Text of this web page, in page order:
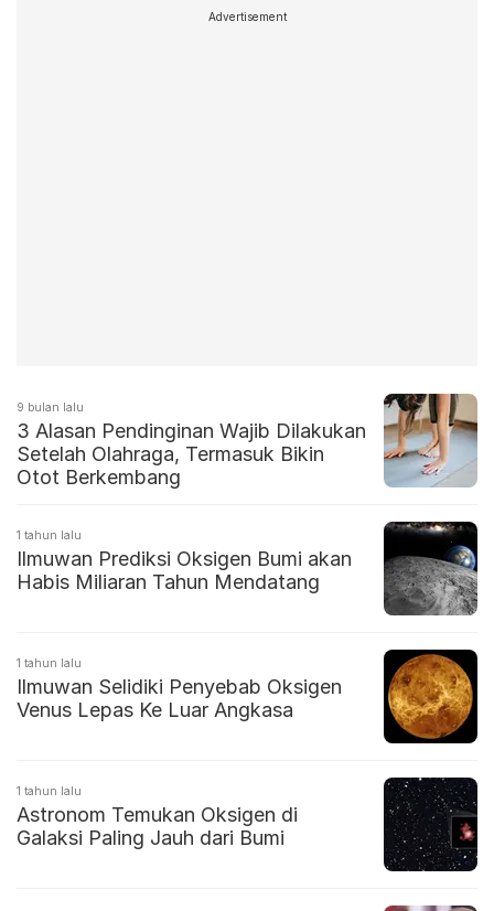
Advertisement
9 bulan lalu
3 Alasan Pendinginan Wajib Dilakukan
Setelah Olahraga, Termasuk Bikin
Otot Berkembang
1 tahun lalu
Ilmuwan Prediksi Oksigen Bumi akan
Habis Miliaran Tahun Mendatang
1 tahun lalu
Ilmuwan Selidiki Penyebab Oksigen
Venus Lepas Ke Luar Angkasa
1 tahun lalu
Astronom Temukan Oksigen di
Galaksi Paling Jauh dari Bumi